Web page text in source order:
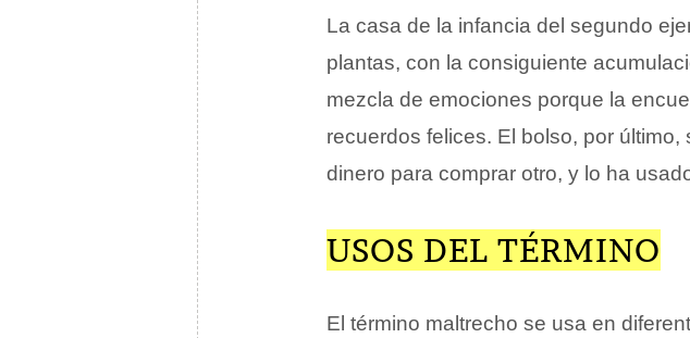
La casa de la infancia del segundo
plantas, con la consiguiente
mezcla de emociones porque la
recuerdos felices. El bolso, por
dinero para comprar otro, y lo ha
USOS DEL TÉRMINO
El término maltrecho se usa en